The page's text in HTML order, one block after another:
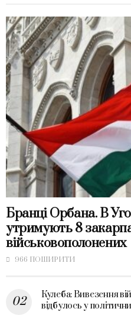
Бранці Орбана. В
утримують 8
військовополонених
966 ПОШИРИТИ
Кулеба: Вивезення
відбулось у